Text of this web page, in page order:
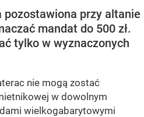
pozostawiona przy altanie
mandat do 500 zł.
tylko w wyznaczonych
nie mogą zostać
w dowolnym
wielkogabarytowymi